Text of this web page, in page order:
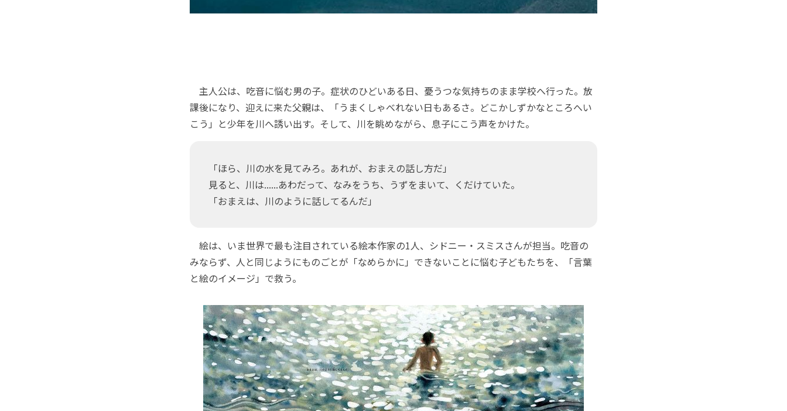
主人公は、吃音に悩む男の子。症状のひどいある日、憂うつな気持ちのまま学校へ行った。放
課後になり、迎えに来た父親は、「うまくしゃべれない日もあるさ。どこかしずかなところへい
こう」と少年を川へ誘い出す。そして、川を眺めながら、息子にこう声をかけた。
「ほら、川の水を見てみろ。あれが、おまえの話し方だ」
見ると、川は......あわだって、なみをうち、うずをまいて、くだけていた。
「おまえは、川のように話してるんだ」
絵は、いま世界で最も注目されている絵本作家の1人、シドニー・スミスさんが担当。吃音の
みならず、人と同じようにものごとが「なめらかに」できないことに悩む子どもたちを、「言葉
と絵のイメージ」で救う。